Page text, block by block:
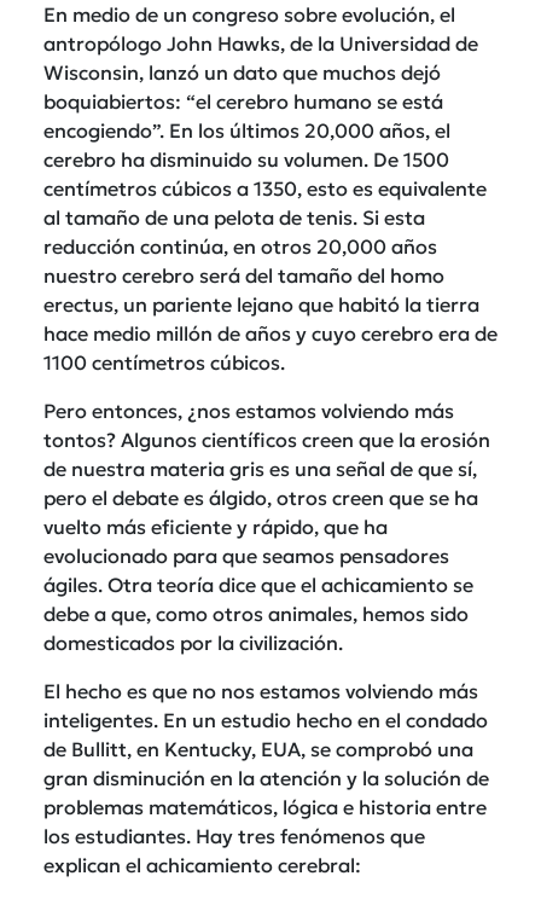
En medio de un congreso sobre evolución, el
antropólogo John Hawks, de la Universidad de
Wisconsin, lanzó un dato que muchos dejó
boquiabiertos: “el cerebro humano se está
encogiendo”. En los últimos 20,000 años, el
cerebro ha disminuido su volumen. De 1500
centímetros cúbicos a 1350, esto es equivalente
al tamaño de una pelota de tenis. Si esta
reducción continúa, en otros 20,000 años
nuestro cerebro será del tamaño del homo
erectus, un pariente lejano que habitó la tierra
hace medio millón de años y cuyo cerebro era de
1100 centímetros cúbicos.
Pero entonces, ¿nos estamos volviendo más
tontos? Algunos científicos creen que la erosión
de nuestra materia gris es una señal de que sí,
pero el debate es álgido, otros creen que se ha
vuelto más eficiente y rápido, que ha
evolucionado para que seamos pensadores
ágiles. Otra teoría dice que el achicamiento se
debe a que, como otros animales, hemos sido
domesticados por la civilización.
El hecho es que no nos estamos volviendo más
inteligentes. En un estudio hecho en el condado
de Bullitt, en Kentucky, EUA, se comprobó una
gran disminución en la atención y la solución de
problemas matemáticos, lógica e historia entre
los estudiantes. Hay tres fenómenos que
explican el achicamiento cerebral: